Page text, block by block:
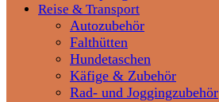
Reise & Transport
Autozubehör
Falthütten
Hundetaschen
Käfige & Zubehör
Rad- und Joggingzubehör